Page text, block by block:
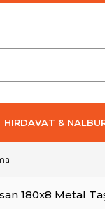
HIRDAVAT &
180x8 Metal